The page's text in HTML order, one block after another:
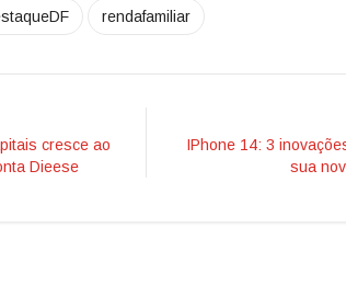
rendafamiliar
cresce ao
Dieese
IPhone 14: 3
sua